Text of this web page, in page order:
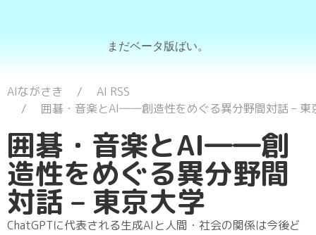
まだベータ版ばい。
AIながさき
AI RSS
囲碁・音楽とAI――創造性をめぐる異分野間対話 – 東
囲碁・音楽とAI――創
造性をめぐる異分野間
対話 – 東京大学
ChatGPTに代表される生成AIと人間・社会の関係は今後ど